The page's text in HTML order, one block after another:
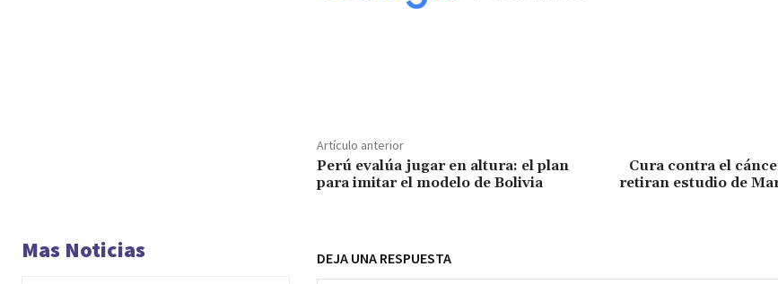
Artículo anterior
Perú evalúa jugar en altura: el plan
para imitar el modelo de Bolivia
Cura contra el
retiran estudio de
Mas Noticias DEJA UNA RESPUESTA